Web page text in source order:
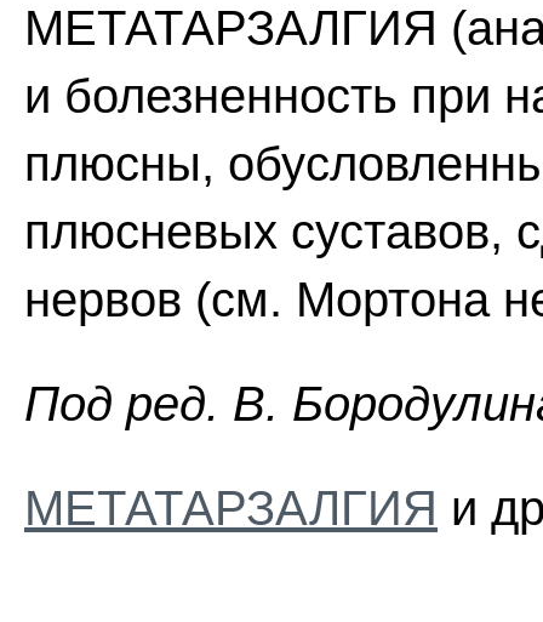
МЕТАТАРЗАЛГИЯ
и болезненность при
плюсны,
плюсневых суставов,
нервов (см. Мортона
Пoд peд. B.
МЕТАТАРЗАЛГИЯ и